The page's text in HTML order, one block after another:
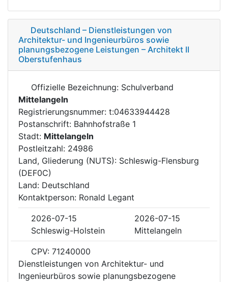
Deutschland – Dienstleistungen von
Architektur- und Ingenieurbüros sowie
planungsbezogene Leistungen – Architekt II
Oberstufenhaus
Offizielle Bezeichnung: Schulverband
Mittelangeln
Registrierungsnummer: t:04633944428
Postanschrift: Bahnhofstraße 1
Stadt: Mittelangeln
Postleitzahl: 24986
Land, Gliederung (NUTS): Schleswig-Flensburg
(DEF0C)
Land: Deutschland
Kontaktperson: Ronald Legant
2026-07-15
2026-07-15
Schleswig-Holstein
Mittelangeln
CPV: 71240000
Dienstleistungen von Architektur- und
Ingenieurbüros sowie planungsbezogene